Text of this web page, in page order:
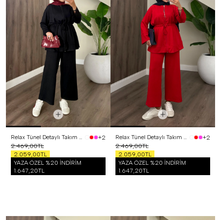
Relax Tünel Detaylı Takım Siyah
+2
2.469,00TL
2.059,00TL
YAZA ÖZEL %20 İNDİRİM
1.647,20TL
Relax Tünel Detaylı Takım Kırmızı
+2
2.469,00TL
2.059,00TL
YAZA ÖZEL %20 İNDİRİM
1.647,20TL